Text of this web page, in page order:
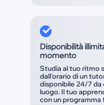
Disponibilità
momento
Studia al tuo ritmo
dall'orario di un
disponibile 24/7 da
luogo. Il tuo
con un